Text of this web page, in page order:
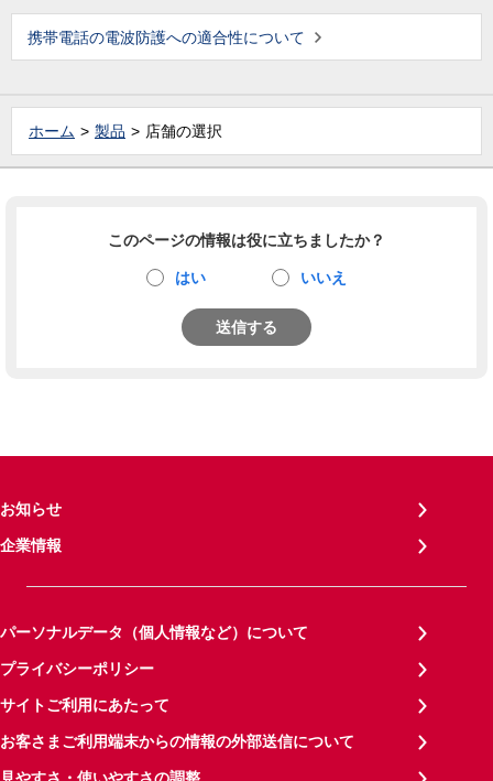
携帯電話の電波防護への適合性について
ホーム 製品 店舗の選択
このページの情報は役に立ちましたか？
はい いいえ
送信する
お知らせ
企業情報
パーソナルデータ（個人情報など）について
プライバシーポリシー
サイトご利用にあたって
お客さまご利用端末からの情報の外部送信について